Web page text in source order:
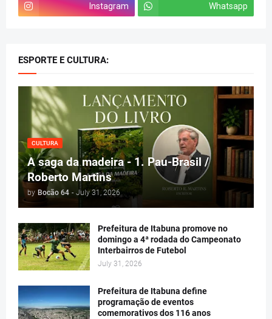
Instagram Whatsapp
ESPORTE E CULTURA:
CULTURA
A saga da madeira - 1. Pau-Brasil /
Roberto Martins
by Bocão 64 - July 31, 2026
Prefeitura de Itabuna promove no
domingo a 4ª rodada do Campeonato
Interbairros de Futebol
July 31, 2026
Prefeitura de Itabuna define
programação de eventos
comemorativos dos 116 anos